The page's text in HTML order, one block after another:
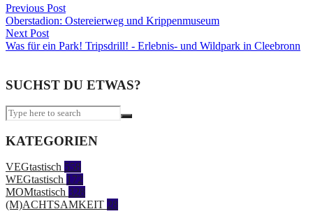
Previous Post
Oberstadion: Ostereierweg und Krippenmuseum
Next Post
Was für ein Park! Tripsdrill! - Erlebnis- und Wildpark in Cleebronn
SUCHST DU ETWAS?
KATEGORIEN
VEGtastisch 558
WEGtastisch 172
MOMtastisch 328
(M)ACHTSAMKEIT 28